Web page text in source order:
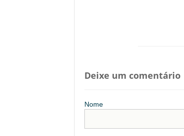
Deixe um comentário
Nome